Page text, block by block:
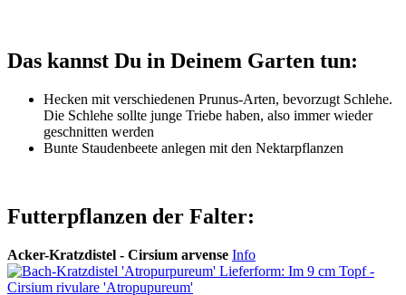
Das kannst Du in Deinem Garten tun:
Hecken mit verschiedenen Prunus-Arten, bevorzugt Schlehe.
Die Schlehe sollte junge Triebe haben, also immer wieder
geschnitten werden
Bunte Staudenbeete anlegen mit den Nektarpflanzen
Futterpflanzen der Falter:
Acker-Kratzdistel - Cirsium arvense Info